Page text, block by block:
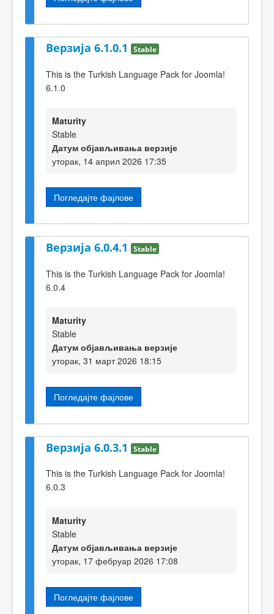
Верзија 6.1.0.1 Stable
This is the Turkish Language Pack for Joomla!
6.1.0
Maturity
Stable
Датум објављивања верзије
уторак, 14 април 2026 17:35
Погледајте фајлове
Верзија 6.0.4.1 Stable
This is the Turkish Language Pack for Joomla!
6.0.4
Maturity
Stable
Датум објављивања верзије
уторак, 31 март 2026 18:15
Погледајте фајлове
Верзија 6.0.3.1 Stable
This is the Turkish Language Pack for Joomla!
6.0.3
Maturity
Stable
Датум објављивања верзије
уторак, 17 фебруар 2026 17:08
Погледајте фајлове